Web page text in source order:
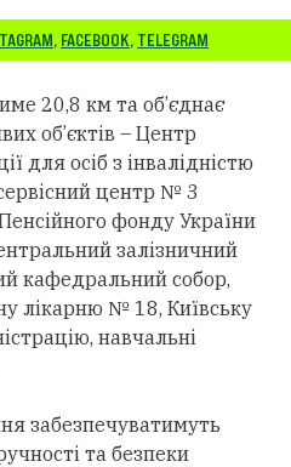
, FACEBOOK, TELEGRAM
20,8 км та об’єднає
об’єктів – Центр
для осіб з інвалідністю
центр № 3
фонду України
залізничний
кафедральний собор,
лікарню № 18, Київську
навчальні
забезпечуватимуть
та безпеки